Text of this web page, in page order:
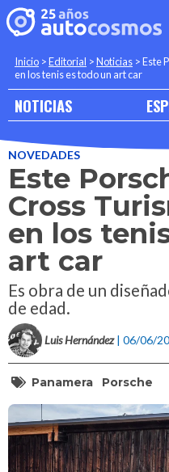
Inicio >Editorial >Noticias >Este
en los tenis es todo un art car
NOTICIAS
NOVEDADES
Este
Cross
en los
art car
Es obra de un
de edad.
Luis Hernández | 06/06/
Panamera Porsche